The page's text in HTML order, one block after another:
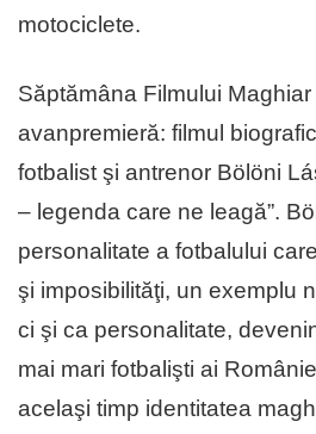
motociclete.
Săptămâna Filmului
avanpremieră: filmul
fotbalist şi antrenor Bölöni
– legenda care ne leagă”.
personalitate a fotbalului
şi imposibilităţi, un exemplu
ci şi ca personalitate,
mai mari fotbalişti ai
acelaşi timp identitatea